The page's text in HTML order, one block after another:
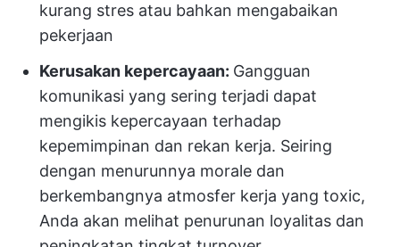
kurang stres atau bahkan mengabaikan
pekerjaan
Kerusakan kepercayaan: Gangguan
komunikasi yang sering terjadi dapat
mengikis kepercayaan terhadap
kepemimpinan dan rekan kerja. Seiring
dengan menurunnya morale dan
berkembangnya atmosfer kerja yang toxic,
Anda akan melihat penurunan loyalitas dan